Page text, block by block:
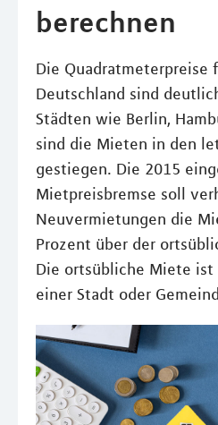
berechnen
Die Quadratmeterpreise
Deutschland sind
Städten wie Berlin,
sind die Mieten in den
gestiegen. Die 2015
Mietpreisbremse soll
Neuvermietungen die
Prozent über der
Die ortsübliche Miete ist
einer Stadt oder